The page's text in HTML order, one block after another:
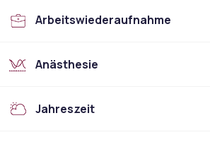
Arbeitswiederaufnahme
Anästhesie
Jahreszeit